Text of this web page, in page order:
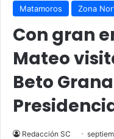
Matamoros Zona
Con gran
Mateo
Beto
Redacción SC